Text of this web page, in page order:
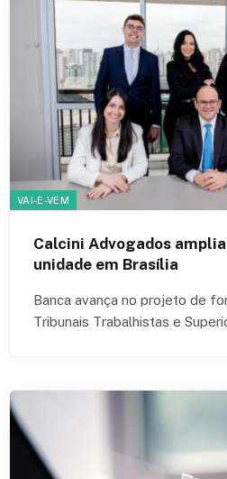
VAI-E-VEM
Calcini Advogados
unidade em Brasília
Banca avança no projeto de
Tribunais Trabalhistas e